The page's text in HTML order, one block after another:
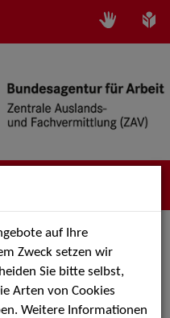
als PDF speichern
auf Ihre
Zweck setzen wir
Sie bitte selbst,
Arten von Cookies
Weitere Informationen